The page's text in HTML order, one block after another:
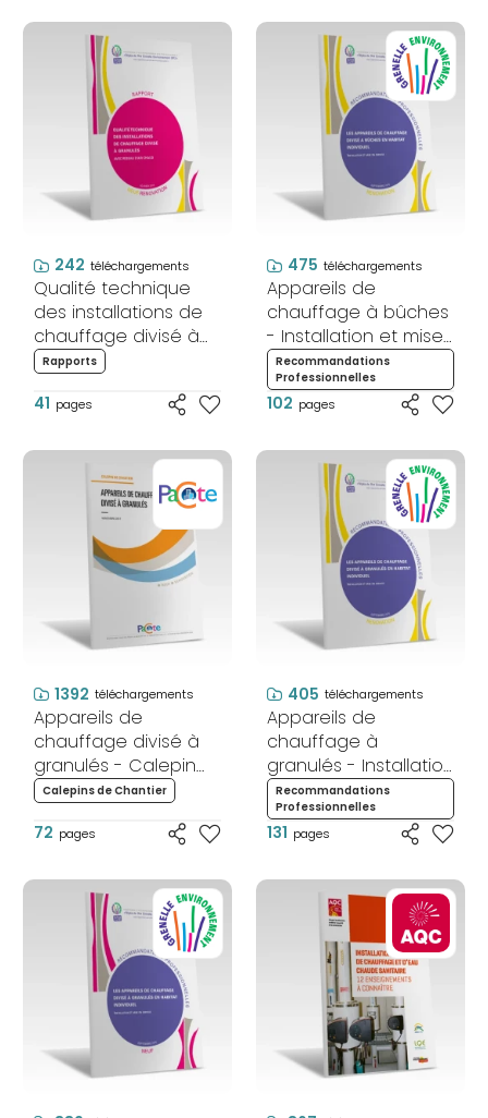
242 téléchargements
Qualité technique
des installations de
chauffage divisé à
granulés avec
Rapports
41 pages
475 téléchargements
Appareils de
chauffage à bûches
- Installation et mise
en service -
Rénovation
Recommandations
Professionnelles
102 pages
1392 téléchargements
Appareils de
chauffage divisé à
granulés - Calepin
de chantier
Calepins de Chantier
72 pages
405 téléchargements
Appareils de
chauffage à
granulés - Installation
et mise en service -
Rénovation
Recommandations
Professionnelles
131 pages